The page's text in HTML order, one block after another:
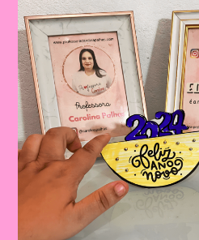
E
Ensino
Fundamental